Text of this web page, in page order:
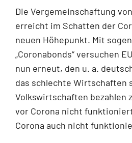
Die Vergemeinschaftung
erreicht im Schatten der
neuen Höhepunkt. Mit
„Coronabonds“ versuchen
nun erneut, den u. a.
das schlechte Wirtschaften
Volkswirtschaften bezahlen
vor Corona nicht
Corona auch nicht